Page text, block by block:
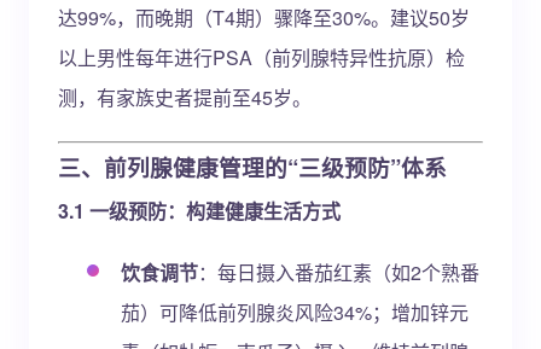
达99%，而晚期（T4期）骤降至30%。建议50岁
以上男性每年进行PSA（前列腺特异性抗原）检
测，有家族史者提前至45岁。
三、前列腺健康管理的“三级预防”体系
3.1 一级预防：构建健康生活方式
饮食调节：每日摄入番茄红素（如2个熟番
茄）可降低前列腺炎风险34%；增加锌元